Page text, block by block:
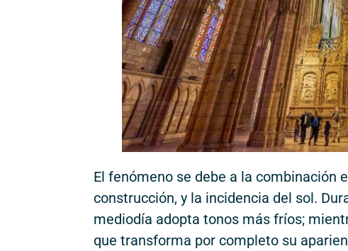
El fenómeno se debe a la combinación
construcción, y la incidencia del sol.
mediodía adopta tonos más fríos;
que transforma por completo su